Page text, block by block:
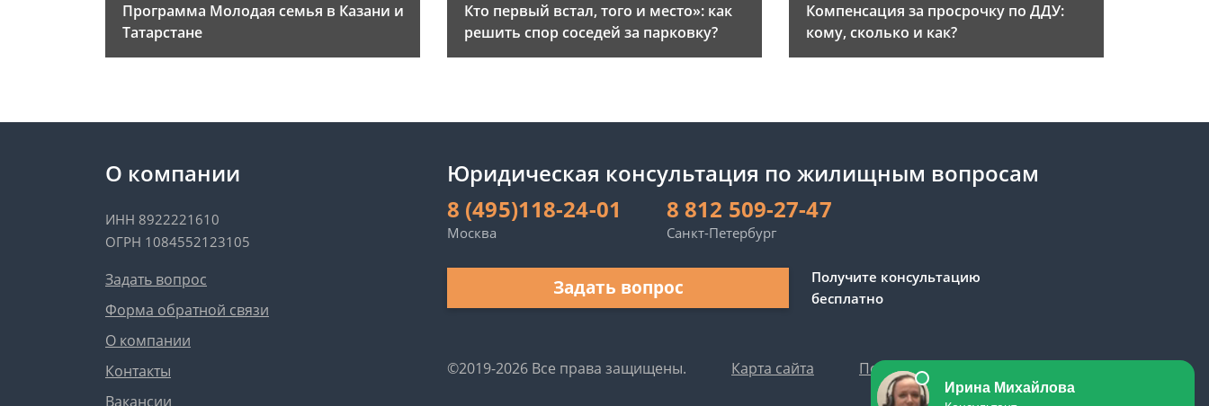
Программа Молодая семья в Казани и
Татарстане
Кто первый встал, того и место»: как
решить спор соседей за парковку?
Компенсация за просрочку по ДДУ:
кому, сколько и как?
О компании
ИНН 8922221610
ОГРН 1084552123105
Задать вопрос
Форма обратной связи
О компании
Контакты
Вакансии
Юридическая консультация по жилищным вопросам
8 (495)118-24-01
Москва
8 812 509-27-47
Санкт-Петербург
Задать вопрос
Получите консультацию
бесплатно
©2019-2026 Все права защищены. Карта сайта Политика персональных данных